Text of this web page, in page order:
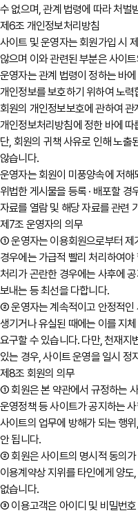
수 없으며, 관계 법령에 따라 처벌
제6조 개인정보처리방침
사이트 및 운영자는 회원가입 시
않으며 이와 관련된 부분은 사이
운영자는 관계 법령이 정하는 바
개인정보를 보호하기 위하여 노력
회원의 개인정보보호에 관하여
개인정보처리방침에 정한 바에 따
단, 회원의 귀책 사유로 인해 노출
않습니다.
운영자는 회원이 미풍양속에 저
위법한 게시물을 등록 · 배포할 경
자료를 열람 및 해당 자료를 관련
제7조 운영자의 의무
① 운영자는 이용회원으로부터 제
경우에는 가급적 빨리 처리하여
처리가 곤란한 경우에는 사후에
보내는 등 최선을 다합니다.
② 운영자는 계속적이고 안정적인
생기거나 유실된 때에는 이를 지
요구할 수 있습니다. 다만, 천재지
있는 경우, 사이트 운영을 일시 정
제8조 회원의 의무
① 회원은 본 약관에서 규정하는
운영정책 등 사이트가 공지하는
사이트의 업무에 방해가 되는 행
안 됩니다.
② 회원은 사이트의 명시적 동의
이용계약상 지위를 타인에게 양
없습니다.
③ 이용고객은 아이디 및 비밀번호